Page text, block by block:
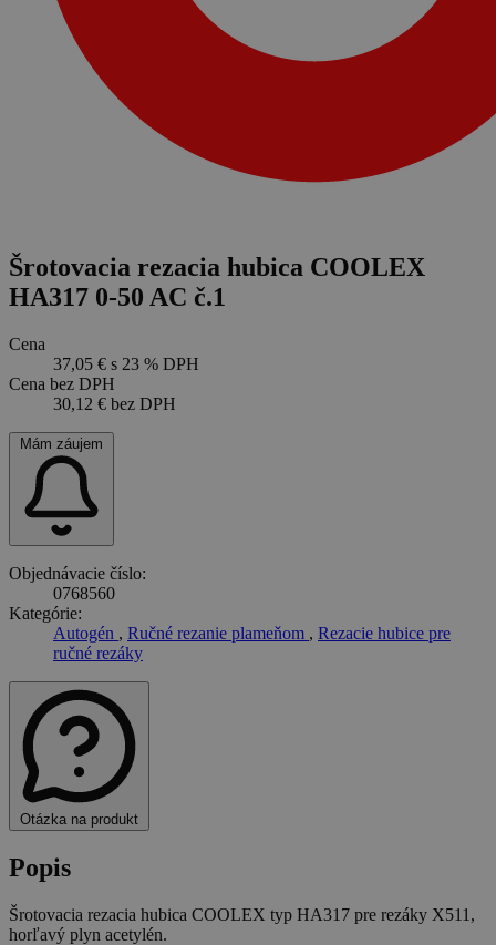
Šrotovacia rezacia hubica COOLEX
HA317 0-50 AC č.1
Cena
37,05 € s 23 % DPH
Cena bez DPH
30,12 € bez DPH
Mám záujem
Objednávacie číslo:
0768560
Kategórie:
Autogén , Ručné rezanie plameňom , Rezacie hubice pre
ručné rezáky
Otázka na produkt
Popis
Šrotovacia rezacia hubica COOLEX typ HA317 pre rezáky X511,
horľavý plyn acetylén.